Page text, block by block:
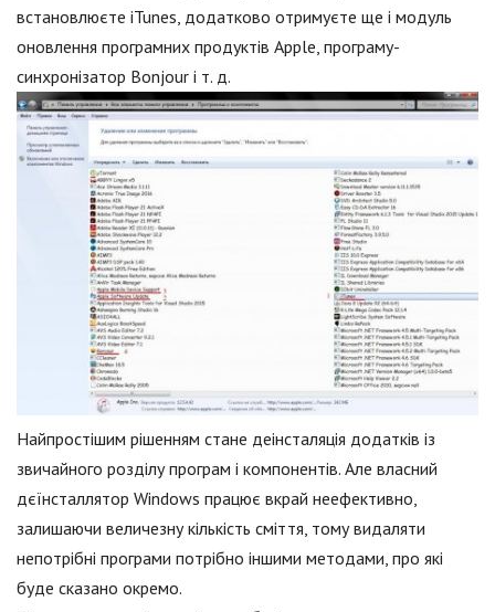
встановлюєте iTunes, додатково отримуєте ще і модуль
оновлення програмних продуктів Apple, програму-
синхронізатор Bonjour і т. д.
Найпростішим рішенням стане деінсталяція додатків із
звичайного розділу програм і компонентів. Але власний
дєїнсталлятор Windows працює вкрай неефективно,
залишаючи величезну кількість сміття, тому видаляти
непотрібні програми потрібно іншими методами, про які
буде сказано окремо.